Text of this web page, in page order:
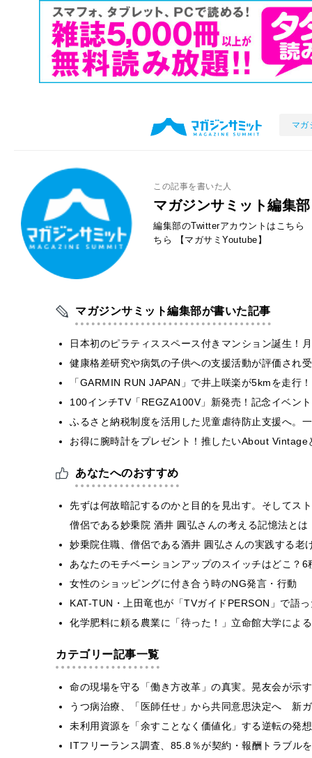
マガ
この記事を書いた人
マガジンサミット編集部
編集部のTwitterアカウントはこちら
ちら
【マガサミYoutube】
マガジンサミット編集部が書いた記事
日本初のピラティススペース付きマンション誕生！
健康格差研究や病気の子供への支援活動が評価され
「GARMIN RUN JAPAN」で井上咲楽が5kmを走行
100インチTV「REGZA100V」新発売！記念イベン
ふるさと納税制度を活用した児童虐待防止支援へ。
お得に腕時計をプレゼント！推したいAbout Vintage
あなたへのおすすめ
先ずは何故暗記するのかと目的を見出す。そしてス
僧侶である妙乗院 酒井 圓弘さんの考える記憶法とは
妙乗院住職、僧侶である酒井 圓弘さんの実践する老
あなたのモチベーションアップのスイッチはどこ？
女性のショッピングに付き合う時のNG発言・行動
KAT-TUN・上田竜也が「TVガイドPERSON」で語
化学肥料に頼る農業に「待った！」立命館大学によ
カテゴリー記事一覧
命の現場を守る「働き方改革」の真実。晃友会が示
うつ病治療、「医師任せ」から共同意思決定へ 新
未利用資源を「余すことなく価値化」する逆転の発
ITフリーランス調査、85.8％が契約・報酬トラブ